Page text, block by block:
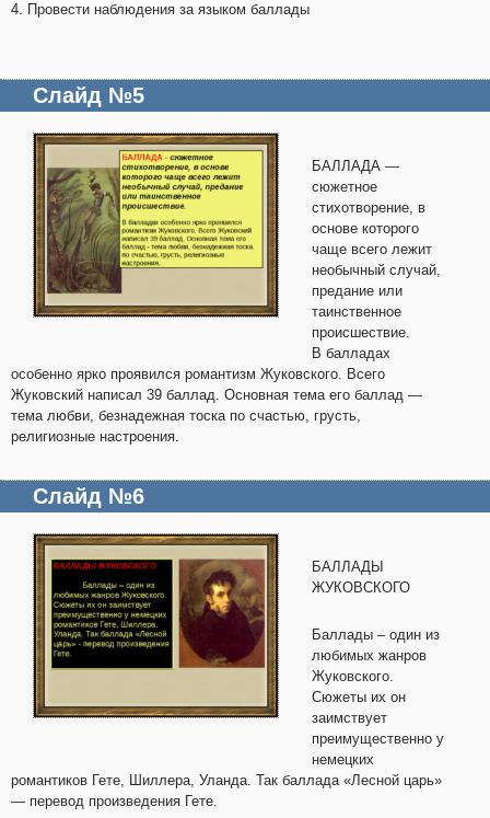
4. Провести наблюдения за языком баллады
Слайд №5
БАЛЛАДА —
сюжетное
стихотворение, в
основе которого
чаще всего лежит
необычный случай,
предание или
таинственное
происшествие.
В балладах
особенно ярко проявился романтизм Жуковского. Всего
Жуковский написал 39 баллад. Основная тема его баллад —
тема любви, безнадежная тоска по счастью, грусть,
религиозные настроения.
Слайд №6
БАЛЛАДЫ
ЖУКОВСКОГО
Баллады – один из
любимых жанров
Жуковского.
Сюжеты их он
заимствует
преимущественно у
немецких
романтиков Гете, Шиллера, Уланда. Так баллада «Лесной царь»
— перевод произведения Гете.